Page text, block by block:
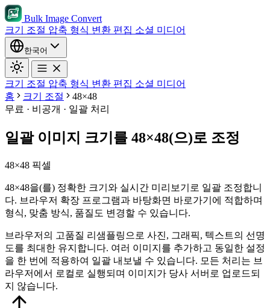
Bulk Image Convert
크기 조절 압축 형식 변환 편집 소셜 미디어
한국어
크기 조절 압축 형식 변환 편집 소셜 미디어
홈
크기 조절
48×48
무료 · 비공개 · 일괄 처리
일괄 이미지 크기를 48×48(으)로 조정
48×48 픽셀
48×48을(를) 정확한 크기와 실시간 미리보기로 일괄 조정합니
다. 브라우저 확장 프로그램과 바탕화면 바로가기에 적합하며
형식, 맞춤 방식, 품질도 변경할 수 있습니다.
브라우저의 고품질 리샘플링으로 사진, 그래픽, 텍스트의 선명
도를 최대한 유지합니다. 여러 이미지를 추가하고 동일한 설정
을 한 번에 적용하여 일괄 내보낼 수 있습니다. 모든 처리는 브
라우저에서 로컬로 실행되며 이미지가 당사 서버로 업로드되
지 않습니다.